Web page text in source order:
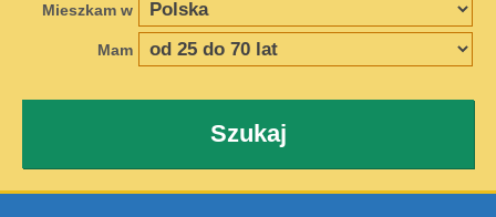
Mieszkam w
Mam
Szukaj